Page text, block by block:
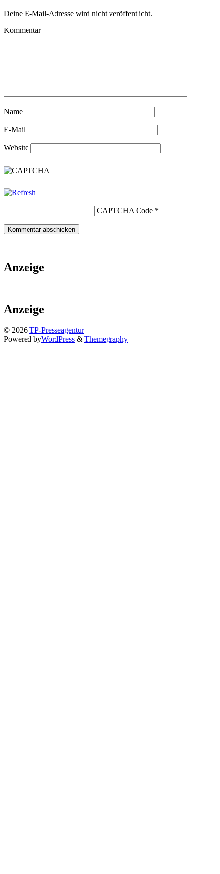
Deine E-Mail-Adresse wird nicht veröffentlicht.
Kommentar
Name
E-Mail
Website
CAPTCHA Code *
Anzeige
Anzeige
© 2026 TP-Presseagentur
Powered byWordPress & Themegraphy